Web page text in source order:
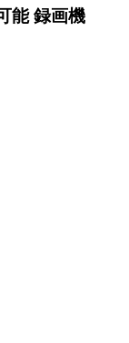
能 録画機